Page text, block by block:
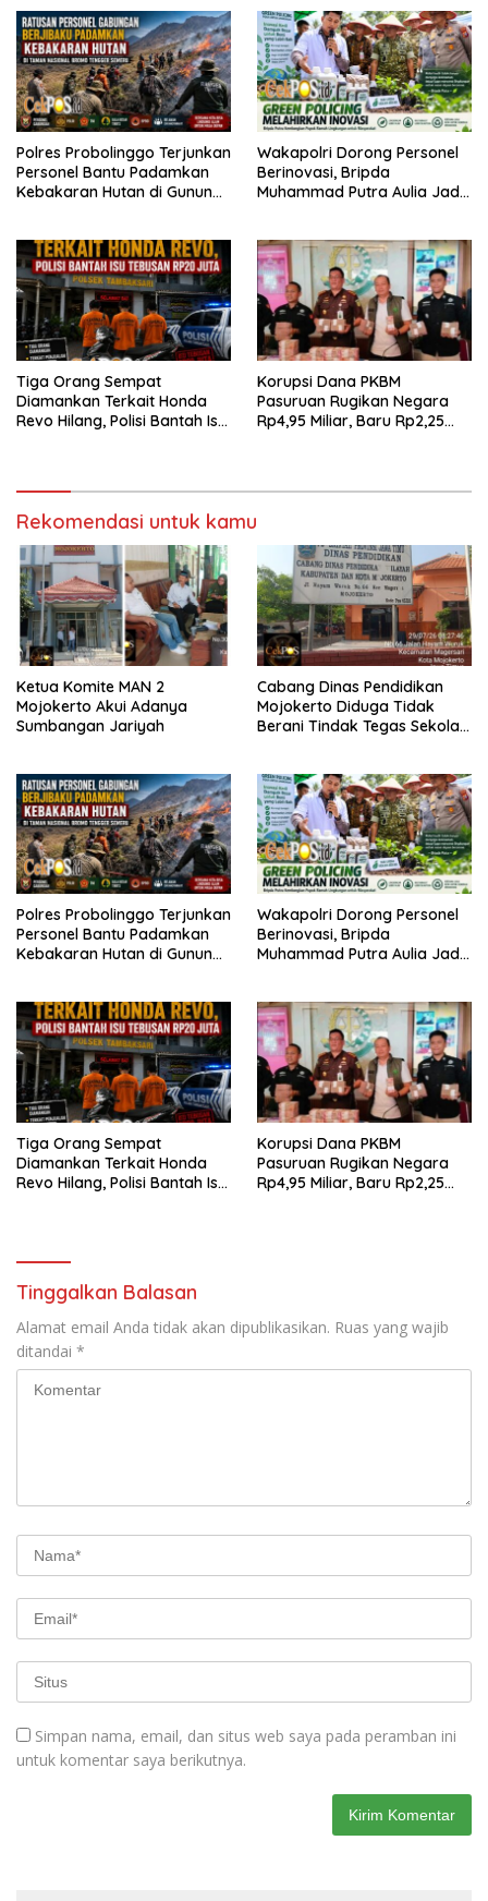
Polres Probolinggo Terjunkan
Personel Bantu Padamkan
Kebakaran Hutan di Gunung
Wakapolri Dorong Personel
Berinovasi, Bripda
Muhammad Putra Aulia Jadi
Tiga Orang Sempat
Diamankan Terkait Honda
Revo Hilang, Polisi Bantah Isu
Korupsi Dana PKBM
Pasuruan Rugikan Negara
Rp4,95 Miliar, Baru Rp2,25
Rekomendasi untuk kamu
Ketua Komite MAN 2
Mojokerto Akui Adanya
Sumbangan Jariyah
Cabang Dinas Pendidikan
Mojokerto Diduga Tidak
Berani Tindak Tegas Sekolah
Polres Probolinggo Terjunkan
Personel Bantu Padamkan
Kebakaran Hutan di Gunung
Wakapolri Dorong Personel
Berinovasi, Bripda
Muhammad Putra Aulia Jadi
Tiga Orang Sempat
Diamankan Terkait Honda
Revo Hilang, Polisi Bantah Isu
Korupsi Dana PKBM
Pasuruan Rugikan Negara
Rp4,95 Miliar, Baru Rp2,25
Tinggalkan Balasan
Alamat email Anda tidak akan dipublikasikan. Ruas yang wajib
ditandai *
Simpan nama, email, dan situs web saya pada peramban ini
untuk komentar saya berikutnya.